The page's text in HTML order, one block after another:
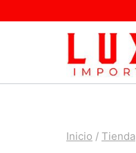
Inicio / Tienda